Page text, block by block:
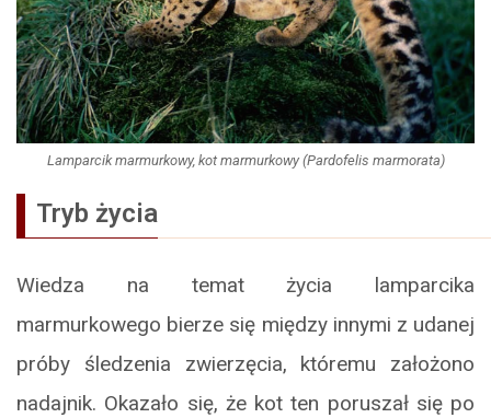
Lamparcik marmurkowy, kot marmurkowy (Pardofelis marmorata)
Tryb życia
Wiedza na temat życia lamparcika
marmurkowego bierze się między innymi z udanej
próby śledzenia zwierzęcia, któremu założono
nadajnik. Okazało się, że kot ten poruszał się po